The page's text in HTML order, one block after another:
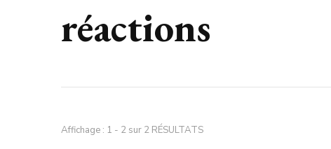
réactions
Affichage : 1 - 2 sur 2 RÉSULTATS